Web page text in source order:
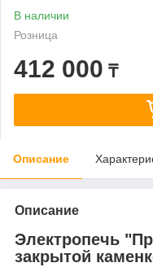
В наличии
Розница
412 000 ₸
Описание
Описание
Электропечь
закрытой